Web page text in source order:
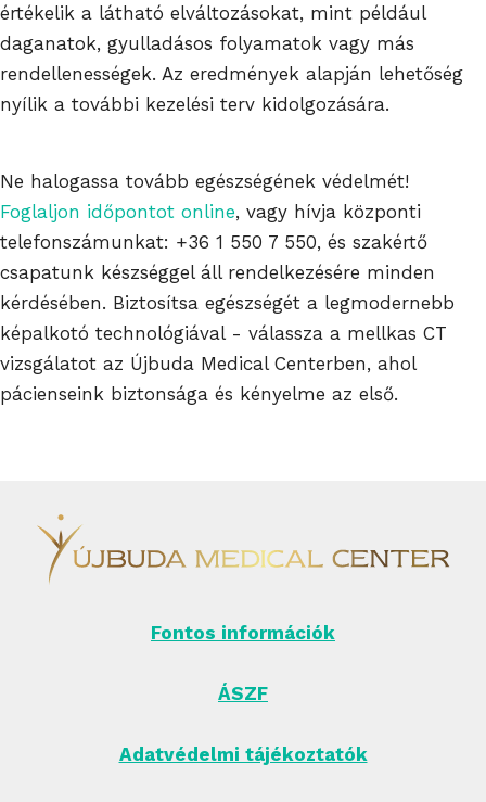
értékelik a látható elváltozásokat, mint például
daganatok, gyulladásos folyamatok vagy más
rendellenességek. Az eredmények alapján lehetőség
nyílik a további kezelési terv kidolgozására.
Ne halogassa tovább egészségének védelmét!
Foglaljon időpontot online, vagy hívja központi
telefonszámunkat: +36 1 550 7 550, és szakértő
csapatunk készséggel áll rendelkezésére minden
kérdésében. Biztosítsa egészségét a legmodernebb
képalkotó technológiával - válassza a mellkas CT
vizsgálatot az Újbuda Medical Centerben, ahol
pácienseink biztonsága és kényelme az első.
Fontos információk
ÁSZF
Adatvédelmi tájékoztatók